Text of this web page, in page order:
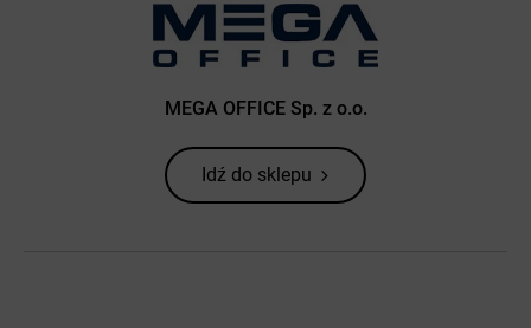
MEGA OFFICE Sp. z o.o.
Idź do sklepu